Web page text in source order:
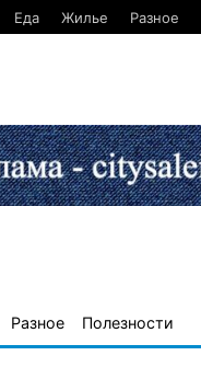
Еда Жилье Разное
Разное Полезности